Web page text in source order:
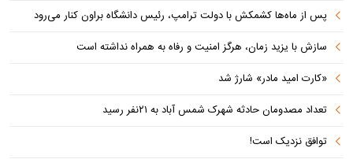
پس از ماه‌ها کشمکش با دولت ترامپ، رئیس دانشگاه براون کنار می‌رود
سازش با یزید زمان، هرگز امنیت و رفاه به همراه نداشته است
«کارت امید مادر» شارژ شد
تعداد مصدومان حادثه شهرک شمس آباد به ۲۱نفر رسید
توافق نزدیک است!